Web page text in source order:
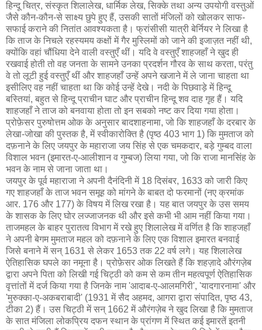
हिन्दू चित्र, संस्कृत शिलालेख, धार्मिक लेख, सिक्के तथा अन्य उपयोगी वस्तुओं
जैसे कौन-कौन-से साक्ष्य छुपे हुए हैं, उसकी सातों मंजिलों को खोलकर साफ-
सफाई कराने की नितांत आवश्यकता है। फ्रांसीसी यात्री बेर्नियर ने लिखा है
कि ताज के निचले रहस्यमय कक्षों में गैर मुस्लिमों को जाने की इजाज़त नहीं थी,
क्योंकि वहां चौंधिया देने वाली वस्तुएँ थीं। यदि वे वस्तुएँ शाहजहाँ ने खुद ही
रखवाई होती तो वह जनता के सामने उनका प्रदर्शन गौरव के साथ करता, परंतु
वे तो लूटी हुई वस्तुएँ थीं और शाहजहाँ उन्हें अपने खजाने में ले जाना चाहता था
इसीलिए वह नहीं चाहता था कि कोई उन्हें देखे। नदी के पिछवाड़े में हिन्दू
बस्तियां, बहुत से हिन्दू प्राचीन घाट और प्राचीन हिन्दू शव दाह गृह हैं। यदि
शाहजहाँ ने ताज को बनवाया होता तो इन सबको नष्ट कर दिया गया होता।
प्रोफ़ेसर पुरुषोत्तम ओक के अनुसार बादशाहनामा, जो कि शाहजहाँ के दरबार के
लेखा-जोखा की पुस्तक है, में स्वीकारोक्ति है (पृष्ठ 403 भाग 1) कि मुमताज को
दफ़नाने के लिए जयपुर के महाराजा जय सिंह से एक चमकदार, बड़े गुम्बद वाला
विशाल भवन (इमारत-ए-आलीशान व गुम्बज) लिया गया, जो कि राजा मानसिंह के
भवन के नाम से जाना जाता था।
जयपुर के पूर्व महाराजा ने अपनी दैनंदिनी में 18 दिसंबर, 1633 को जारी किए
गए शाहजहाँ के ताज भवन समूह को मांगने के बाबत दो फरमानों (नए क्रमांक
आर. 176 और 177) के विषय में लिख रखा है। यह बात जयपुर के उस समय
के शासक के लिए घोर लज्जाजनक थी और इसे कभी भी आम नहीं किया गया।
ताजमहल के बाहर पुरातत्व विभाग में रखे हुए शिलालेख में वर्णित है कि शाहजहाँ
ने अपनी बेगम मुमताज महल को दफ़नाने के लिए एक विशाल इमारत बनवाई
जिसे बनाने में सन् 1631 से लेकर 1653 तक 22 वर्ष लगे। यह शिलालेख
ऐतिहासिक घपले का नमूना है। प्रोफ़ेसर ओक लिखते हैं कि शहज़ादे औरंगज़ेब
द्वारा अपने पिता को लिखी गई चिट्ठी को कम से कम तीन महत्वपूर्ण ऐतिहासिक
वृत्तांतों में दर्ज किया गया है जिनके नाम 'आदाब-ए-आलमगिरी', 'यादगारनामा' और
'मुरुक्का-ए-अकबराबादी' (1931 में सैद अहमद, आगरा द्वारा संपादित, पृष्ठ 43,
टीका 2) हैं। उस चिट्ठी में सन् 1662 में औरंगज़ेब ने खुद लिखा है कि मुमताज
के सात मंजिला लोकप्रिय दफन स्थान के प्रांगण में स्थित कई इमारतें इतनी